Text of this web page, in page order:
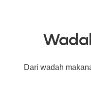
Dari wadah